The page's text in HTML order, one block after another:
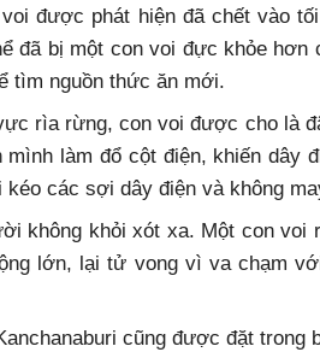
được phát hiện đã chết vào
đã bị một con voi đực khỏe hơn
tìm nguồn thức ăn mới.
rìa rừng, con voi được cho là
mình làm đổ cột điện, khiến dây
các sợi dây điện và không
không khỏi xót xa. Một con voi
lớn, lại tử vong vì va chạm
cũng được đặt trong